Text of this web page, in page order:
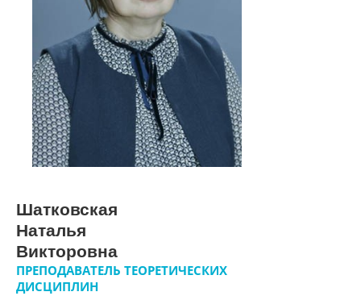
Шатковская
Наталья
Викторовна
ПРЕПОДАВАТЕЛЬ ТЕОРЕТИЧЕСКИХ
ДИСЦИПЛИН